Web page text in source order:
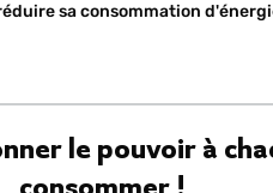
sa consommation
le pouvoir à